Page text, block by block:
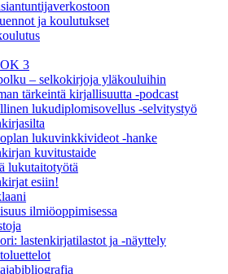
ja koulutukset
3
– selkokirjoja yläkouluihin
tärkeintä kirjallisuutta -podcast
lukudiplomisovellus -selvitystyö
lukuvinkkivideot -hanke
kuvitustaide
lukutaitotyötä
esiin!
ilmiöoppimisessa
lastenkirjatilastot ja -näyttely